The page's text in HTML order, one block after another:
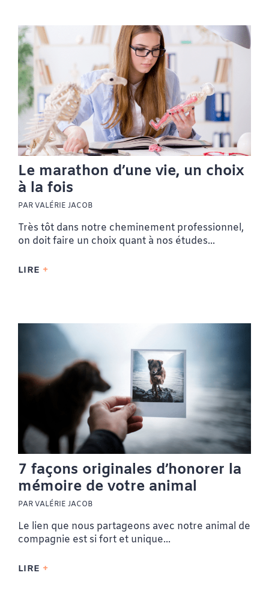
Le marathon d’une vie, un choix
à la fois
PAR VALÉRIE JACOB
Très tôt dans notre cheminement professionnel,
on doit faire un choix quant à nos études...
LIRE
7 façons originales d’honorer la
mémoire de votre animal
PAR VALÉRIE JACOB
Le lien que nous partageons avec notre animal de
compagnie est si fort et unique...
LIRE